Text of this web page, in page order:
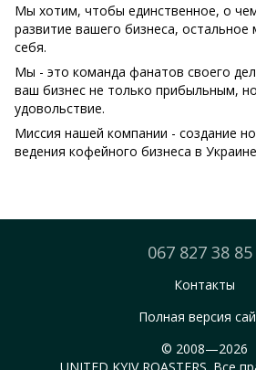
Мы хотим, чтобы единственное, о
развитие вашего бизнеса,
себя.
Мы - это команда фанатов своего
ваш бизнес не только прибыльным,
удовольствие.
Миссия нашей компании - создание
ведения кофейного бизнеса в
067 827 38 85
Контакты
Полная версия
© 2008—2026